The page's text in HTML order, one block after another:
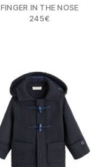
FINGER IN THE NOSE
245€